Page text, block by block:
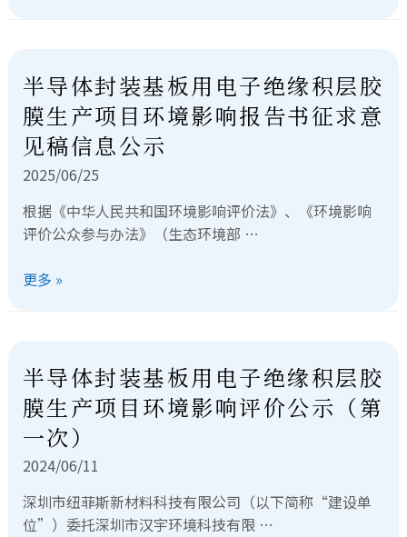
半导体封装基板用电子绝缘积层胶
膜生产项目环境影响报告书征求意
见稿信息公示
2025/06/25
根据《中华人民共和国环境影响评价法》、《环境影响
评价公众参与办法》（生态环境部 …
更多 »
半导体封装基板用电子绝缘积层胶
膜生产项目环境影响评价公示（第
一次）
2024/06/11
深圳市纽菲斯新材料科技有限公司（以下简称“建设单
位”）委托深圳市汉宇环境科技有限 …